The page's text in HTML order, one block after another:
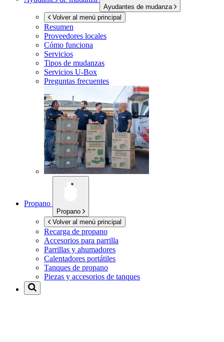
Ayudantes de mudanza
Volver al menú principal
Resumen
Proveedores locales
Cómo funciona
Servicios
Tipos de mudanzas
Servicios U-Box
Preguntas frecuentes
Propano
Propano
Volver al menú principal
Recarga de propano
Accesorios para parrilla
Parrillas y ahumadores
Calentadores portátiles
Tanques de propano
Piezas y accesorios de tanques